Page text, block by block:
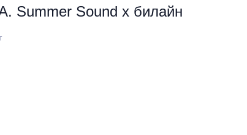
Summer Sound x билайн